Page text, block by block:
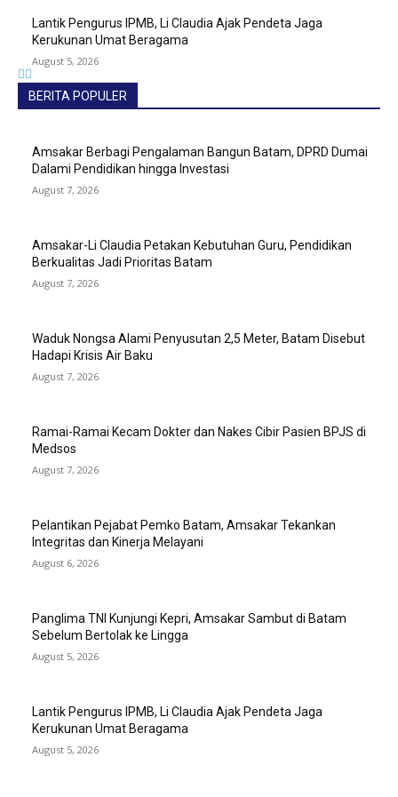
Lantik Pengurus IPMB, Li Claudia Ajak Pendeta Jaga
Kerukunan Umat Beragama
August 5, 2026
BERITA POPULER
Amsakar Berbagi Pengalaman Bangun Batam, DPRD Dumai
Dalami Pendidikan hingga Investasi
August 7, 2026
Amsakar-Li Claudia Petakan Kebutuhan Guru, Pendidikan
Berkualitas Jadi Prioritas Batam
August 7, 2026
Waduk Nongsa Alami Penyusutan 2,5 Meter, Batam Disebut
Hadapi Krisis Air Baku
August 7, 2026
Ramai-Ramai Kecam Dokter dan Nakes Cibir Pasien BPJS di
Medsos
August 7, 2026
Pelantikan Pejabat Pemko Batam, Amsakar Tekankan
Integritas dan Kinerja Melayani
August 6, 2026
Panglima TNI Kunjungi Kepri, Amsakar Sambut di Batam
Sebelum Bertolak ke Lingga
August 5, 2026
Lantik Pengurus IPMB, Li Claudia Ajak Pendeta Jaga
Kerukunan Umat Beragama
August 5, 2026